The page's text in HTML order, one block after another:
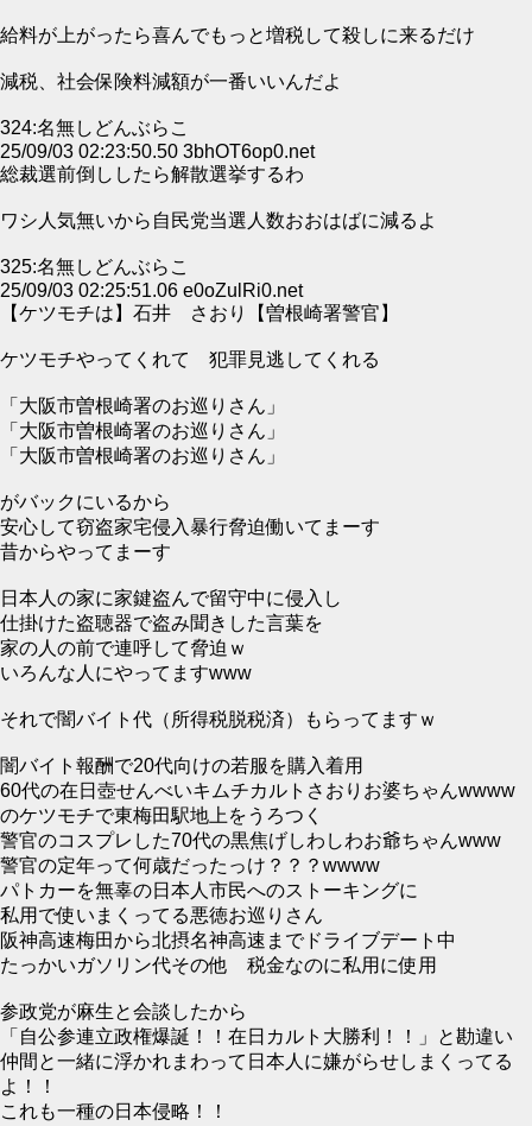
給料が上がったら喜んでもっと増税して殺しに来るだけ
減税、社会保険料減額が一番いいんだよ
324:名無しどんぶらこ
25/09/03 02:23:50.50 3bhOT6op0.net
総裁選前倒ししたら解散選挙するわ
ワシ人気無いから自民党当選人数おおはばに減るよ
325:名無しどんぶらこ
25/09/03 02:25:51.06 e0oZulRi0.net
【ケツモチは】石井 さおり【曽根崎署警官】
ケツモチやってくれて 犯罪見逃してくれる
「大阪市曽根崎署のお巡りさん」
「大阪市曽根崎署のお巡りさん」
「大阪市曽根崎署のお巡りさん」
がバックにいるから
安心して窃盗家宅侵入暴行脅迫働いてまーす
昔からやってまーす
日本人の家に家鍵盗んで留守中に侵入し
仕掛けた盗聴器で盗み聞きした言葉を
家の人の前で連呼して脅迫ｗ
いろんな人にやってますwww
それで闇バイト代（所得税脱税済）もらってますｗ
闇バイト報酬で20代向けの若服を購入着用
60代の在日壺せんべいキムチカルトさおりお婆ちゃんwwww
のケツモチで東梅田駅地上をうろつく
警官のコスプレした70代の黒焦げしわしわお爺ちゃんwww
警官の定年って何歳だったっけ？？？wwww
パトカーを無辜の日本人市民へのストーキングに
私用で使いまくってる悪徳お巡りさん
阪神高速梅田から北摂名神高速までドライブデート中
たっかいガソリン代その他 税金なのに私用に使用
参政党が麻生と会談したから
「自公参連立政権爆誕！！在日カルト大勝利！！」と勘違い
仲間と一緒に浮かれまわって日本人に嫌がらせしまくってる
よ！！
これも一種の日本侵略！！